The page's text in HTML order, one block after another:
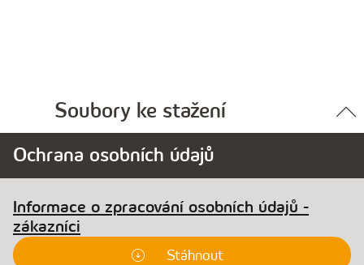
Soubory ke stažení
Ochrana osobních údajů
Informace o zpracování osobních údajů -
zákazníci
Stáhnout